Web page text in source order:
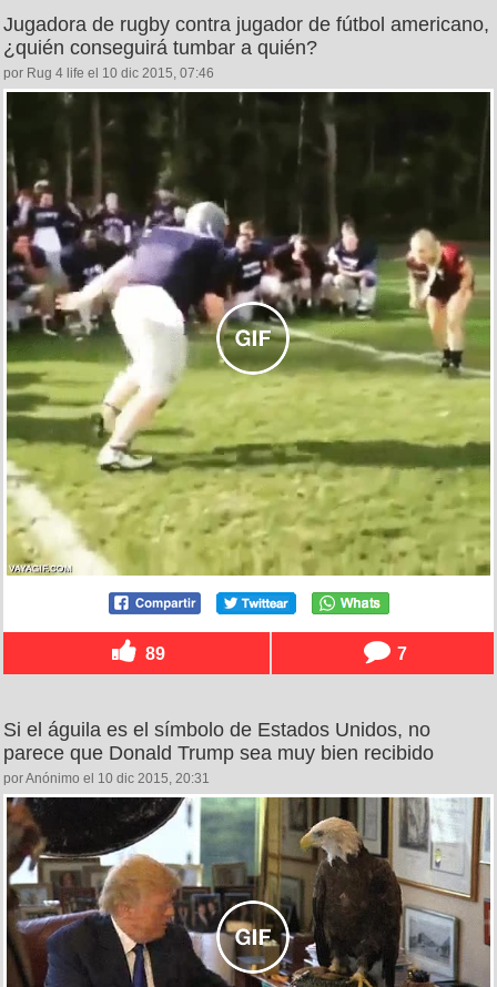
Jugadora de rugby contra jugador de fútbol americano,
¿quién conseguirá tumbar a quién?
por Rug 4 life el 10 dic 2015, 07:46
89 7
Si el águila es el símbolo de Estados Unidos, no
parece que Donald Trump sea muy bien recibido
por Anónimo el 10 dic 2015, 20:31